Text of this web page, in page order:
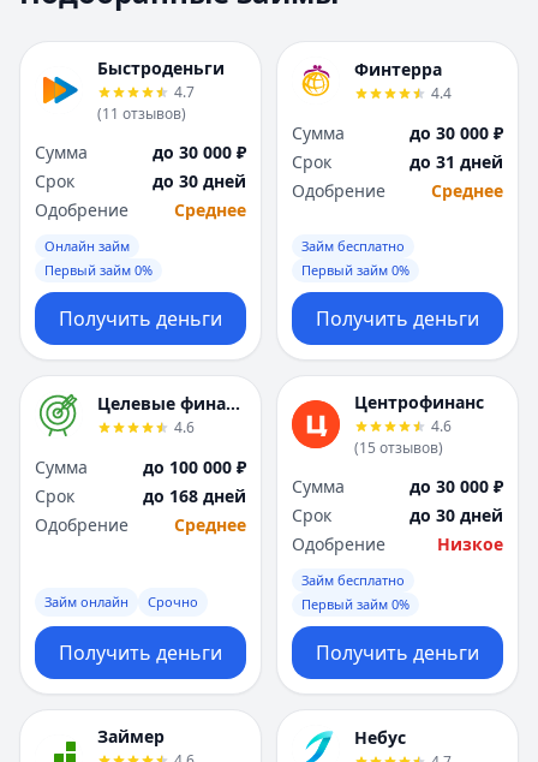
Н
Набережные Челны
Новокузнецк
Новосибирск
О
Оренбург
П
Пенза
Пермь
Р
Ростов-на-Дону
Рязань
С
Самара
Санкт-Петербург
Саратов
Сочи
Сургут
Т
Тверь
Тольятти
Томск
Н
Набережные
Новокузнецк
Новосибирск
О
Оренбург
П
Пенза
Пермь
Р
Ростов-на-Дону
Рязань
С
Самара
Санкт-Петербург
Саратов
Сочи
Сургут
Т
Тверь
Тольятти
Томск
Быстроденьги
4.7
(11 отзывов)
Сумма
до 30 000 ₽
Срок
до 30 дней
Одобрение
Среднее
Онлайн займ
Первый займ 0%
Получить деньги
Финтерра
4.4
Сумма
до 30 000 ₽
Срок
до 31 дней
Одобрение
Среднее
Займ бесплатно
Первый займ 0%
Получить деньги
Целевые финансы
4.6
Сумма
до 100 000 ₽
Срок
до 168 дней
Одобрение
Среднее
Займ онлайн Срочно
Получить деньги
Центрофинанс
4.6
(15 отзывов)
Сумма
до 30 000 ₽
Срок
до 30 дней
Одобрение
Низкое
Займ бесплатно
Первый займ 0%
Получить деньги
Займер Небус